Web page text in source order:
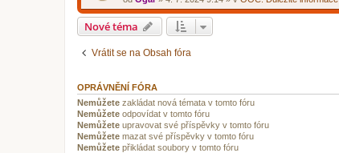
Nové téma
Vrátit se na Obsah fóra
OPRÁVNĚNÍ FÓRA
Nemůžete zakládat nová témata v tomto fóru
Nemůžete odpovídat v tomto fóru
Nemůžete upravovat své příspěvky v tomto fóru
Nemůžete mazat své příspěvky v tomto fóru
Nemůžete přikládat soubory v tomto fóru